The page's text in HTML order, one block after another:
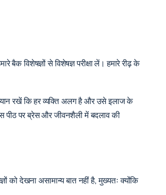
विशेषज्ञों से विशेषज्ञ परीक्षा लें। हमारे रीढ़ के
रखें कि हर व्यक्ति अलग है और उसे इलाज के
पीठ पर ब्रेस और जीवनशैली में बदलाव की
को देखना असामान्य बात नहीं है, मुख्यतः क्योंकि